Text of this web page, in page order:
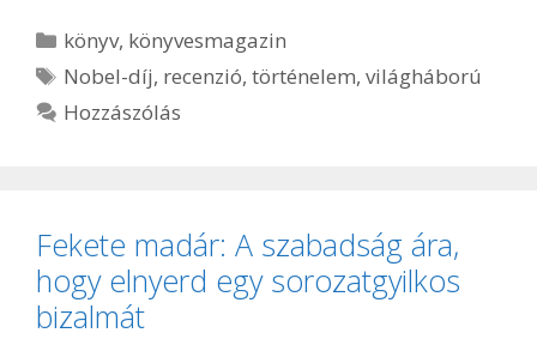
Kategória
könyv, könyvesmagazin
Címkék
Nobel-díj, recenzió,történelem,világháború
Hozzászólás
Fekete madár: A szabadság ára,
hogy elnyerd egy sorozatgyilkos
bizalmát